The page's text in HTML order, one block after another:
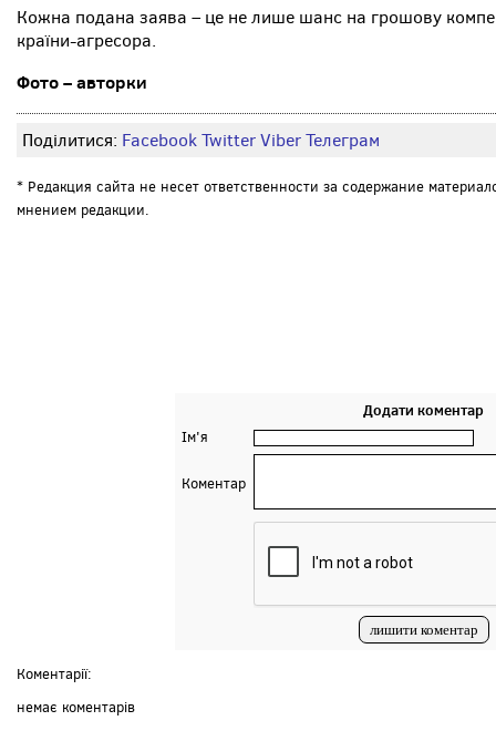
Кожна подана заява – це не лише шанс на грошову
країни-агресора.
Фото – авторки
Поділитися: FacebookTwitterViberТелеграм
* Редакция сайта не несет ответственности за содержание
мнением редакции.
Додати коментар
Ім'я
Коментар
Коментарії:
немає коментарів